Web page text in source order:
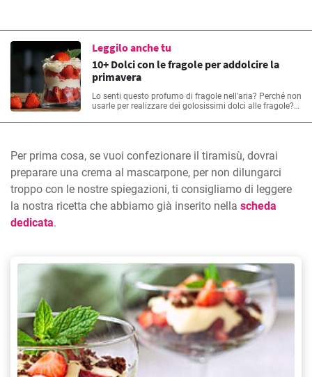
Leggilo anche tu
10+ Dolci con le fragole per addolcire la
primavera
Lo senti questo profumo di fragole nell'aria? Perché non
usarle per realizzare dei golosissimi dolci alle fragole?
Per prima cosa, se vuoi confezionare il tiramisù, dovrai
preparare una crema al mascarpone, per non dilungarci
troppo con le nostre spiegazioni, ti consigliamo di leggere
la nostra ricetta che abbiamo già inserito nella scheda
dedicata.